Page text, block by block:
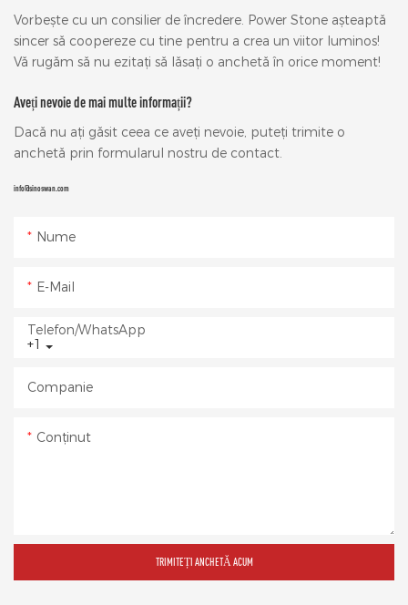
Vorbește cu un consilier de încredere. Power Stone așteaptă
sincer să coopereze cu tine pentru a crea un viitor luminos!
Vă rugăm să nu ezitați să lăsați o anchetă în orice moment!
Aveți nevoie de mai multe informații?
Dacă nu ați găsit ceea ce aveți nevoie, puteți trimite o
anchetă prin formularul nostru de contact.
info@sinoswan.com
Nume
E-Mail
+1
Telefon/WhatsApp
Companie
Conţinut
TRIMITEȚI ANCHETĂ ACUM